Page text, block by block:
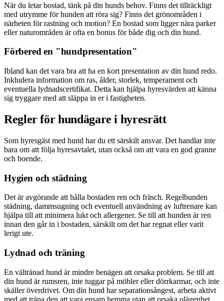
När du letar bostad, tänk på din hunds behov. Finns det tillräckligt
med utrymme för hunden att röra sig? Finns det grönområden i
närheten för rastning och motion? En bostad som ligger nära parker
eller naturområden är ofta en bonus för både dig och din hund.
Förbered en "hundpresentation"
Ibland kan det vara bra att ha en kort presentation av din hund redo.
Inkludera information om ras, ålder, storlek, temperament och
eventuella lydnadscertifikat. Detta kan hjälpa hyresvärden att känna
sig tryggare med att släppa in er i fastigheten.
Regler för hundägare i hyresrätt
Som hyresgäst med hund har du ett särskilt ansvar. Det handlar inte
bara om att följa hyresavtalet, utan också om att vara en god granne
och boende.
Hygien och städning
Det är avgörande att hålla bostaden ren och fräsch. Regelbunden
städning, dammsugning och eventuell användning av luftrenare kan
hjälpa till att minimera lukt och allergener. Se till att hunden är ren
innan den går in i bostaden, särskilt om det har regnat eller varit
lerigt ute.
Lydnad och träning
En vältränad hund är mindre benägen att orsaka problem. Se till att
din hund är rumsren, inte tuggar på möbler eller dörrkarmar, och inte
skäller överdrivet. Om din hund har separationsångest, arbeta aktivt
med att träna den att vara ensam hemma utan att orsaka olägenhet.